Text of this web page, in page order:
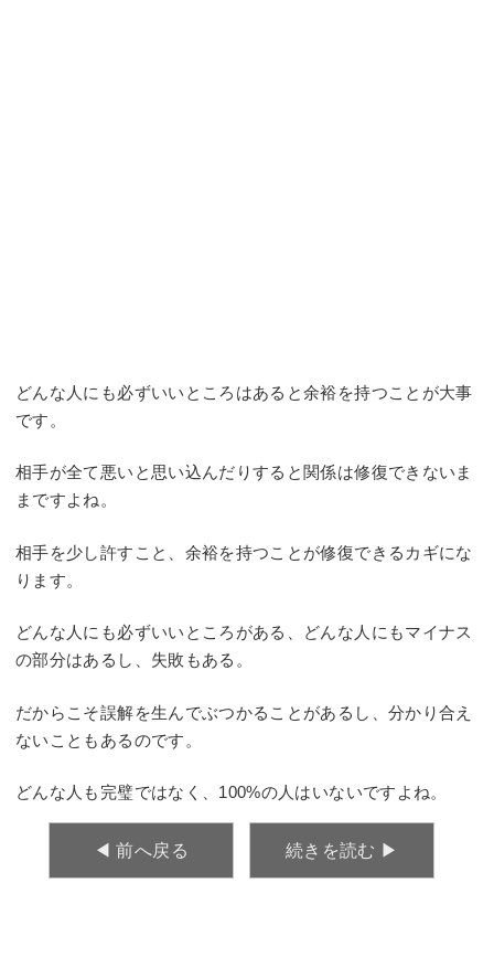
どんな人にも必ずいいところはあると余裕を持つことが大事
です。
相手が全て悪いと思い込んだりすると関係は修復できないま
まですよね。
相手を少し許すこと、余裕を持つことが修復できるカギにな
ります。
どんな人にも必ずいいところがある、どんな人にもマイナス
の部分はあるし、失敗もある。
だからこそ誤解を生んでぶつかることがあるし、分かり合え
ないこともあるのです。
どんな人も完璧ではなく、100%の人はいないですよね。
◀︎ 前へ戻る 続きを読む ▶︎